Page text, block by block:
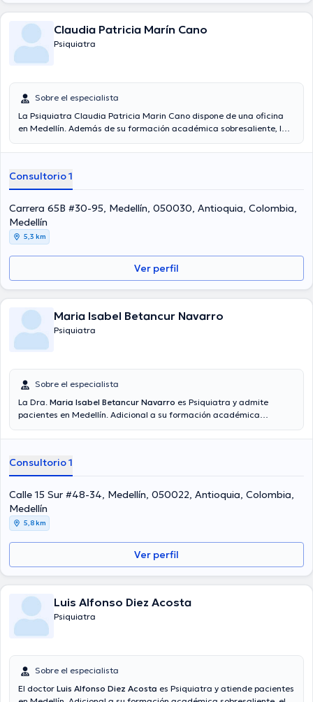
Claudia Patricia Marín Cano
Psiquiatra
Sobre el especialista
La Psiquiatra Claudia Patricia Marin Cano dispone de una oficina
en Medellín. Además de su formación académica sobresaliente, la
profesional de la salud posee años de experiencia laboral en su
miembro de diversas asociaciones médicas. Claudia Patricia Marin
Cano ha participado en diversas conferencias con la finalidad de
tener una formación continua en su ámbito de especialización y ha
compartido numerosas ediciones. Español es el idioma principal
usados por la especialista.
Consultorio 1
Carrera 65B #30-95, Medellín, 050030, Antioquia, Colombia,
Medellín
5,3 km
Ver perfil
Maria Isabel Betancur Navarro
Psiquiatra
Sobre el especialista
La Dra. Maria Isabel Betancur Navarro es Psiquiatra y admite
pacientes en Medellín. Adicional a su formación académica
especialidad. La doctora posee años de experiencia laboral en su
miembro de diversas asociaciones médicas. Maria Isabel Betancur
Navarro ha cooperado en considerables conferencias con el
objetivo de tener una formación continua en su campo de
especialización y ha compartido importantes publicaciones. Español
son los idiomas hablados por la doctora.
Consultorio 1
Calle 15 Sur #48-34, Medellín, 050022, Antioquia, Colombia,
Medellín
5,8 km
Ver perfil
Luis Alfonso Diez Acosta
Psiquiatra
Sobre el especialista
El doctor Luis Alfonso Diez Acosta es Psiquiatra y atiende pacientes